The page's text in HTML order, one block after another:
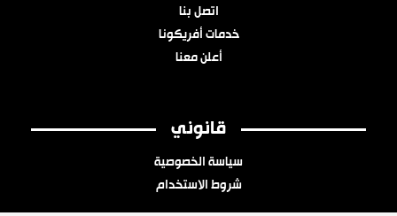
اتصل بنا
خدمات أفريكونا
أعلن معنا
قانوني
سياسة الخصوصية
شروط الاستخدام